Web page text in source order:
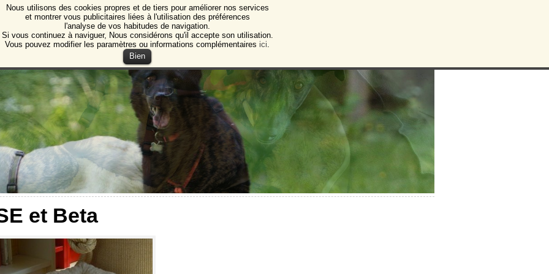
Animales de Burgos
des animaux et des plantes de Burgos
et Beta
Nous utilisons des cookies propres et de tiers pour améliorer nos services
et montrer vous publicitaires liées à l'utilisation des préférences
l'analyse de vos habitudes de navigation.
Si vous continuez à naviguer, Nous considérons qu'il accepte son utilisation.
Vous pouvez modifier les paramètres ou informations complémentaires ici.
Bien